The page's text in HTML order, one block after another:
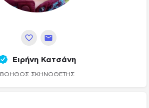
Ειρήνη Κατσάνη
ΒΟΗΘΌΣ ΣΚΗΝΟΘΈΤΗΣ